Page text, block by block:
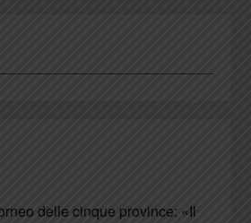
delle cinque province: «Il